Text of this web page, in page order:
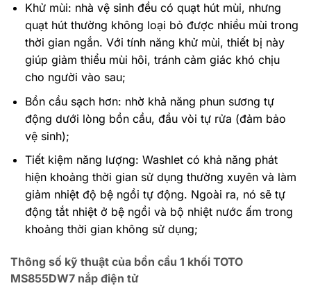
Khử mùi: nhà vệ sinh đều có quạt hút mùi, nhưng
quạt hút thường không loại bỏ được nhiều mùi trong
thời gian ngắn. Với tính năng khử mùi, thiết bị này
giúp giảm thiểu mùi hôi, tránh cảm giác khó chịu
cho người vào sau;
Bồn cầu sạch hơn: nhờ khả năng phun sương tự
động dưới lòng bồn cầu, đầu vòi tự rửa (đảm bảo
vệ sinh);
Tiết kiệm năng lượng: Washlet có khả năng phát
hiện khoảng thời gian sử dụng thường xuyên và làm
giảm nhiệt độ bệ ngồi tự động. Ngoài ra, nó sẽ tự
động tắt nhiệt ở bệ ngồi và bộ nhiệt nước ấm trong
khoảng thời gian không sử dụng;
Thông số kỹ thuật của bồn cầu 1 khối TOTO
MS855DW7 nắp điện tử